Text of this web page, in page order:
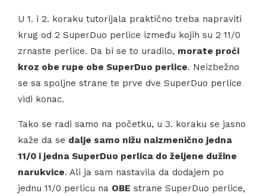
U 1. i 2. koraku tutorijala praktično treba napraviti
krug od 2 SuperDuo perlice između kojih su 2 11/0
zrnaste perlice. Da bi se to uradilo, morate proći
kroz obe rupe obe SuperDuo perlice. Neizbežno
se sa spoljne strane te prve dve SuperDuo perlice
vidi konac.
Tako se radi samo na početku, u 3. koraku se jasno
kaže da se dalje samo nižu naizmenično jedna
11/0 i jedna SuperDuo perlica do željene dužine
narukvice. Ali ja sam nastavila da dodajem po
jednu 11/0 perlicu na OBE strane SuperDuo perlice,